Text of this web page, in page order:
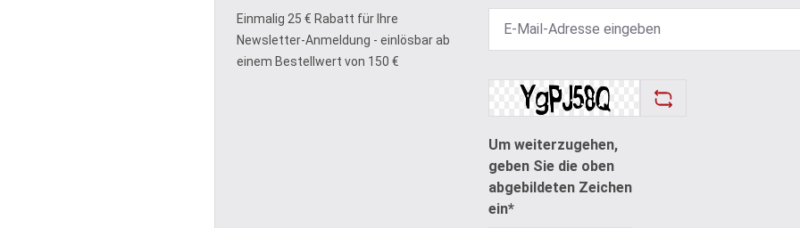
Einmalig 25 € Rabatt für Ihre
Newsletter-Anmeldung - einlösbar ab
einem Bestellwert von 150 €
Um weiterzugehen,
geben Sie die oben
abgebildeten Zeichen
ein*